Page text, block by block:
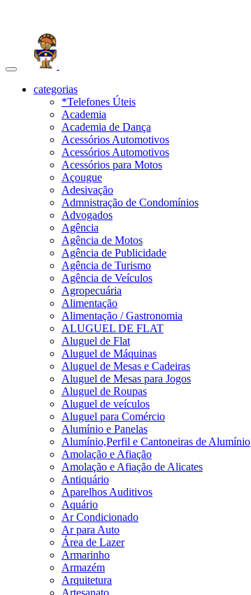
Toggle
navigationcategorias
*Telefones Úteis
Academia
Academia de Dança
Acessórios Automotivos
Acessórios Automotivos
Acessórios para Motos
Açougue
Adesivação
Admnistração de Condomínios
Advogados
Agência
Agência de Motos
Agência de Publicidade
Agência de Turismo
Agência de Veículos
Agropecuária
Alimentação
Alimentação / Gastronomia
ALUGUEL DE FLAT
Aluguel de Flat
Aluguel de Máquinas
Aluguel de Mesas e Cadeiras
Aluguel de Mesas para Jogos
Aluguel de Roupas
Aluguel de veículos
Aluguel para Comércio
Alumínio e Panelas
Alumínio,Perfil e Cantoneiras de Alumínio
Amolação e Afiação
Amolação e Afiação de Alicates
Antiquário
Aparelhos Auditivos
Aquário
Ar Condicionado
Ar para Auto
Área de Lazer
Armarinho
Armazém
Arquitetura
Artesanato